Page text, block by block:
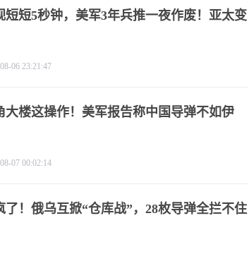
短短5秒钟，美军3年兵推一夜作废！亚太变
06 23:21:47
大楼这操作！美军报告称中国导弹不如伊
07 00:02:14
了！俄乌互掀“仓库战”，28枚导弹全拦不住